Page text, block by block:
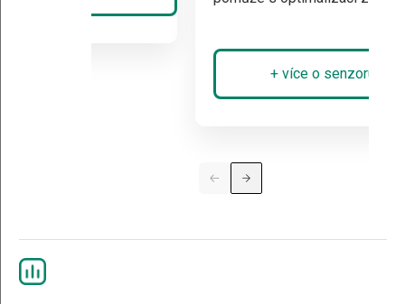
+ více o senzoru